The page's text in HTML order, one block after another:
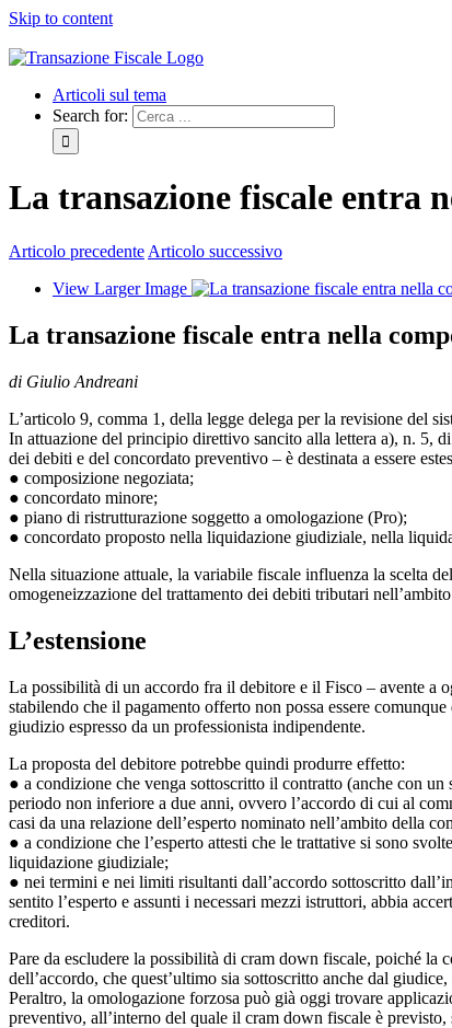
Skip to content
Articoli sul tema
Search for:
La transazione fiscale entra
Articolo precedente Articolo successivo
View Larger Image
La transazione fiscale entra nella
di Giulio Andreani
L’articolo 9, comma 1, della legge delega per la revisione del
In attuazione del principio direttivo sancito alla lettera a), n. 5,
dei debiti e del concordato preventivo – è destinata a essere
● composizione negoziata;
● concordato minore;
● piano di ristrutturazione soggetto a omologazione (Pro);
● concordato proposto nella liquidazione giudiziale, nella
Nella situazione attuale, la variabile fiscale influenza la scelta
omogeneizzazione del trattamento dei debiti tributari
L’estensione
La possibilità di un accordo fra il debitore e il Fisco – avente a
stabilendo che il pagamento offerto non possa essere
giudizio espresso da un professionista indipendente.
La proposta del debitore potrebbe quindi produrre effetto:
● a condizione che venga sottoscritto il contratto (anche con
periodo non inferiore a due anni, ovvero l’accordo di cui al
casi da una relazione dell’esperto nominato nell’ambito della
● a condizione che l’esperto attesti che le trattative si sono
liquidazione giudiziale;
● nei termini e nei limiti risultanti dall’accordo sottoscritto
sentito l’esperto e assunti i necessari mezzi istruttori, abbia
creditori.
Pare da escludere la possibilità di cram down fiscale, poiché
dell’accordo, che quest’ultimo sia sottoscritto anche dal
Peraltro, la omologazione forzosa può già oggi trovare
preventivo, all’interno del quale il cram down fiscale è